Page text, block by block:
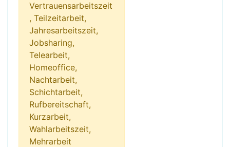
Vertrauensarbeitszeit
, Teilzeitarbeit,
Jahresarbeitszeit,
Jobsharing,
Telearbeit,
Homeoffice,
Nachtarbeit,
Schichtarbeit,
Rufbereitschaft,
Kurzarbeit,
Wahlarbeitszeit,
Mehrarbeit